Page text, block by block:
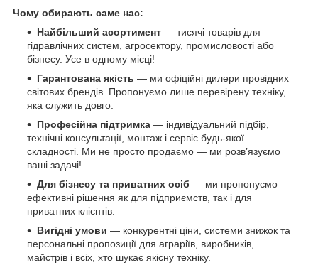
Чому обирають саме нас:
Найбільший асортимент — тисячі товарів для
гідравлічних систем, агросектору, промисловості або
бізнесу. Усе в одному місці!
Гарантована якість — ми офіційні дилери провідних
світових брендів. Пропонуємо лише перевірену техніку,
яка служить довго.
Професійна підтримка — індивідуальний підбір,
технічні консультації, монтаж і сервіс будь-якої
складності. Ми не просто продаємо — ми розв’язуємо
ваші задачі!
Для бізнесу та приватних осіб — ми пропонуємо
ефективні рішення як для підприємств, так і для
приватних клієнтів.
Вигідні умови — конкурентні ціни, системи знижок та
персональні пропозиції для аграріїв, виробників,
майстрів і всіх, хто шукає якісну техніку.